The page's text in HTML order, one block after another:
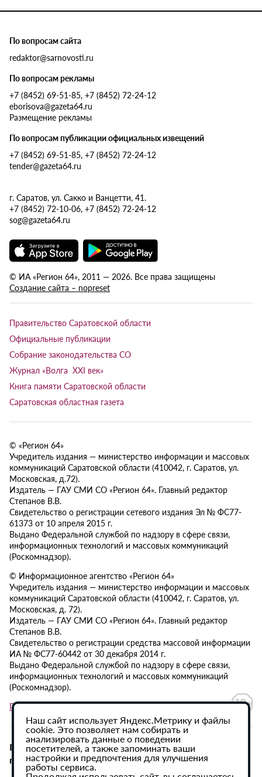
По вопросам сайта
redaktor@sarnovosti.ru
По вопросам рекламы
+7 (8452) 69-51-85, +7 (8452) 72-24-12
eborisova@gazeta64.ru
Размещение рекламы
По вопросам публикации официальных извещений
+7 (8452) 69-51-85, +7 (8452) 72-24-12
tender@gazeta64.ru
г. Саратов, ул. Сакко и Ванцетти, 41.
+7 (8452) 72-10-06, +7 (8452) 72-24-12
sog@gazeta64.ru
© ИА «Регион 64», 2011 — 2026. Все права защищены
Создание сайта – nopreset
Правительство Саратовской области
Официальные публикации
Собрание законодательства СО
Журнал «Волга XXI век»
Книга памяти Саратовской области
Саратовская областная газета
© «Регион 64»
Учредитель издания — министерство информации и массовых
коммуникаций Саратовской области (410042, г. Саратов, ул.
Московская, д.72).
Издатель — ГАУ СМИ СО «Регион 64». Главный редактор
Степанов В.В.
Свидетельство о регистрации сетевого издания Эл № ФС77-
61373 от 10 апреля 2015 г.
Выдано Федеральной службой по надзору в сфере связи,
информационных технологий и массовых коммуникаций
(Роскомнадзор).
© Информационное агентство «Регион 64»
Учредитель издания — министерство информации и массовых
коммуникаций Саратовской области (410042, г. Саратов, ул.
Московская, д. 72).
Издатель — ГАУ СМИ СО «Регион 64». Главный редактор
Степанов В.В.
Свидетельство о регистрации средства массовой информации
ИА № ФС77-60442 от 30 декабря 2014 г.
Выдано Федеральной службой по надзору в сфере связи,
информационных технологий и массовых коммуникаций
(Роскомнадзор).
Политика в отношении обработки персональных данных
При использовании материалов сайта активная
гиперссылка на ИА «Регион 64» обязательна.
Наш сайт использует Яндекс.Метрику и файлы
cookie. Это позволяет нам собирать и
анализировать данные о поведении
посетителей, а также запоминать ваши
настройки и предпочтения для улучшения
работы сервиса.